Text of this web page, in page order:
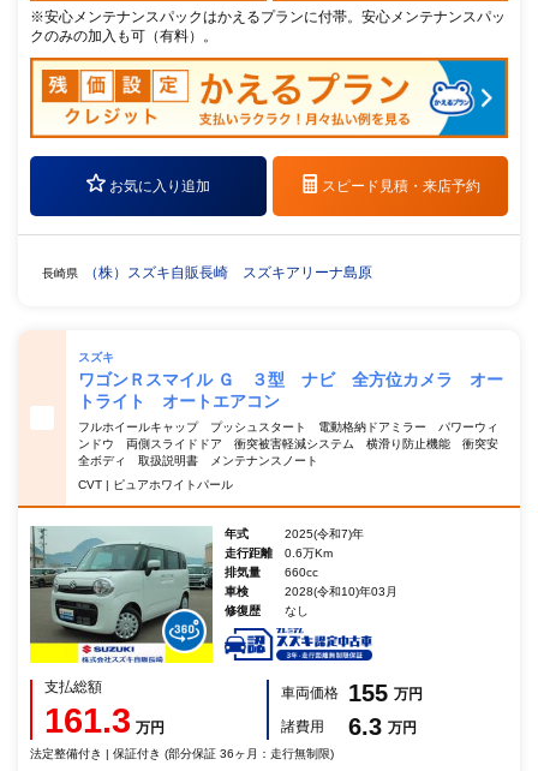
※安心メンテナンスパックはかえるプランに付帯。安心メンテナンスパッ
クのみの加入も可（有料）。
お気に入り追加 スピード見積・ 来店予約
長崎県 （株）スズキ自販長崎 スズキアリーナ島原
スズキ
ワゴンＲスマイル Ｇ ３型 ナビ 全方位カメラ オー
トライト オートエアコン
フルホイールキャップ プッシュスタート 電動格納ドアミラー パワーウィ
ンドウ 両側スライドドア 衝突被害軽減システム 横滑り防止機能 衝突安
全ボディ 取扱説明書 メンテナンスノート
CVT | ピュアホワイトパール
年式
2025(令和7)年
走行距離
0.6万Km
排気量
660cc
車検
2028(令和10)年03月
修復歴
なし
支払総額
161.3 万円
車両価格 155 万円
諸費用
6.3 万円
法定整備付き | 保証付き (部分保証 36ヶ月：走行無制限)